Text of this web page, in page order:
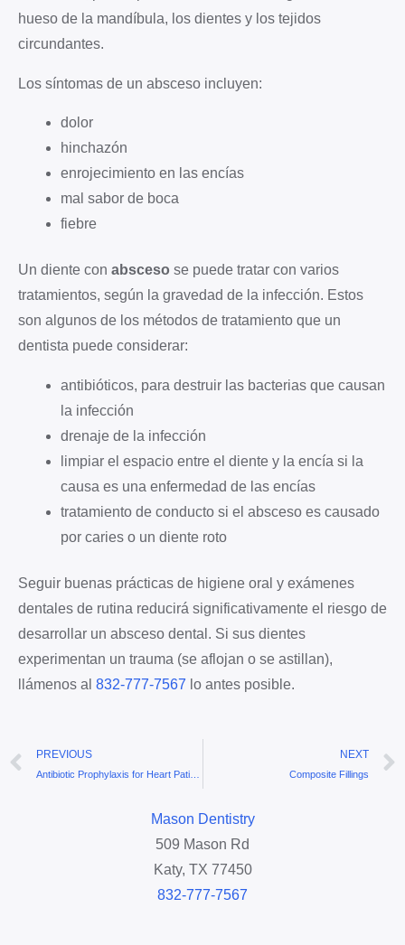
hueso de la mandíbula, los dientes y los tejidos
circundantes.
Los síntomas de un absceso incluyen:
dolor
hinchazón
enrojecimiento en las encías
mal sabor de boca
fiebre
Un diente con absceso se puede tratar con varios
tratamientos, según la gravedad de la infección. Estos
son algunos de los métodos de tratamiento que un
dentista puede considerar:
antibióticos, para destruir las bacterias que causan
la infección
drenaje de la infección
limpiar el espacio entre el diente y la encía si la
causa es una enfermedad de las encías
tratamiento de conducto si el absceso es causado
por caries o un diente roto
Seguir buenas prácticas de higiene oral y exámenes
dentales de rutina reducirá significativamente el riesgo de
desarrollar un absceso dental. Si sus dientes
experimentan un trauma (se aflojan o se astillan),
llámenos al 832-777-7567 lo antes posible.
Prev
PREVIOUS NEXT
Composite Fillings
Mason Dentistry
509 Mason Rd
Katy, TX 77450
832-777-7567